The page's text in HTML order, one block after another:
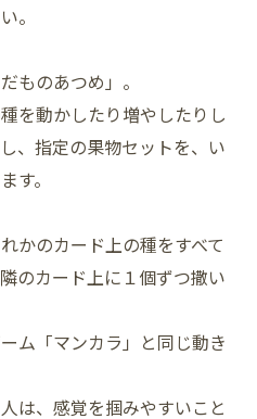
。
ものあつめ」。
を動かしたり増やしたりし
、指定の果物セットを、い
す。
かのカード上の種をすべて
のカード上に１個ずつ撒い
ム「マンカラ」と同じ動き
は、感覚を掴みやすいこと